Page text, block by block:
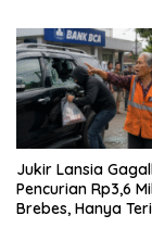
Jukir Lansia
Pencurian Rp3,6
Brebes, Hanya